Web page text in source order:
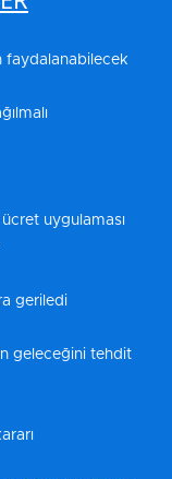
faydalanabilecek
uygulaması
geriledi
geleceğini tehdit